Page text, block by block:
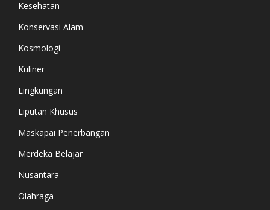
Kesehatan
Konservasi Alam
Kosmologi
Kuliner
Lingkungan
Liputan Khusus
Maskapai Penerbangan
Merdeka Belajar
Nusantara
Olahraga